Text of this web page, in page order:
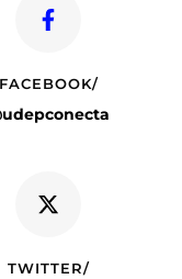
FACEBOOK/
TWITTER/